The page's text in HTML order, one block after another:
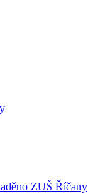
ZUŠ Říčany